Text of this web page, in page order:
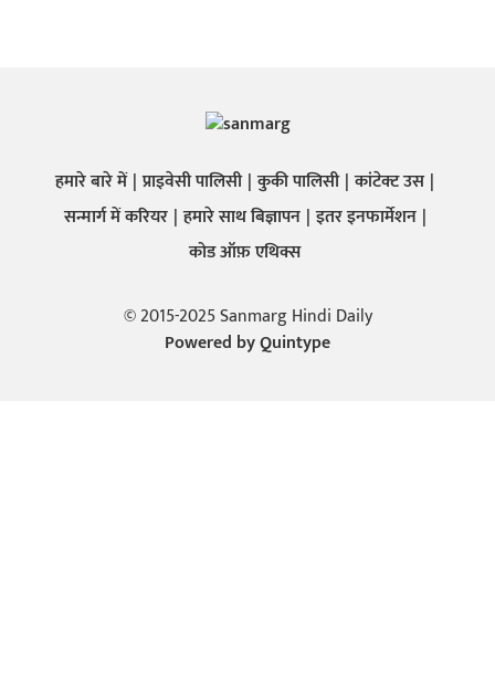
हमारे बारे में प्राइवेसी पालिसी कुकी पालिसी कांटेक्ट उस
सन्मार्ग में करियर हमारे साथ बिज्ञापन इतर इनफार्मेशन
कोड ऑफ़ एथिक्स
© 2015-2025 Sanmarg Hindi Daily
Powered byQuintype